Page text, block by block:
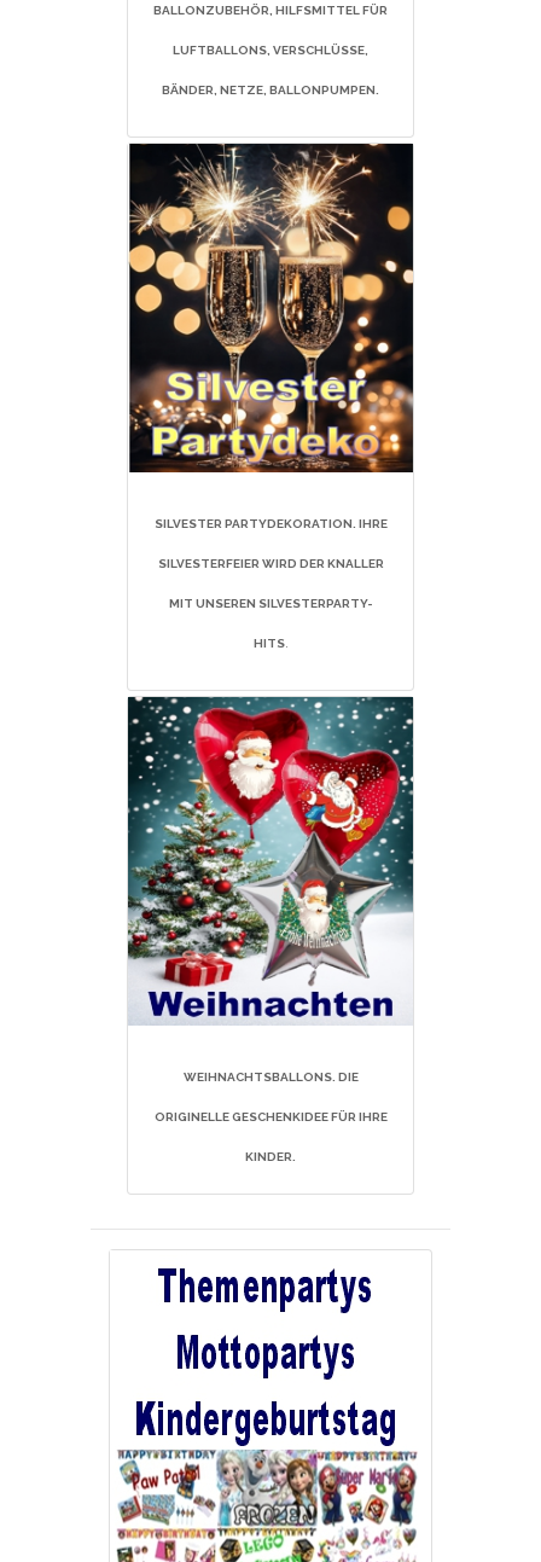
BALLONZUBEHÖR, HILFSMITTEL FÜR
LUFTBALLONS, VERSCHLÜSSE,
BÄNDER, NETZE, BALLONPUMPEN.
SILVESTER PARTYDEKORATION. IHRE
SILVESTERFEIER WIRD DER KNALLER
MIT UNSEREN SILVESTERPARTY-
HITS.
WEIHNACHTSBALLONS. DIE
ORIGINELLE GESCHENKIDEE FÜR IHRE
KINDER.